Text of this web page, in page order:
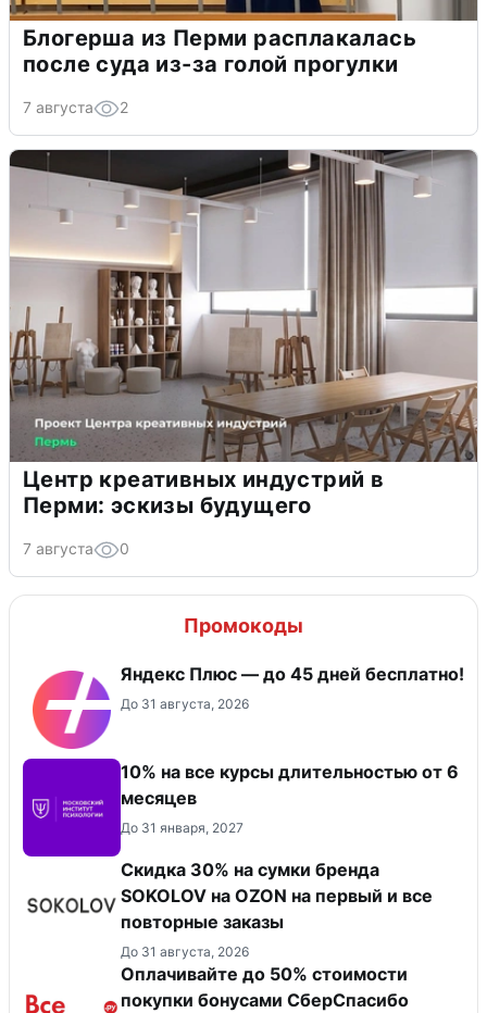
Блогерша из Перми расплакалась
после суда из-за голой прогулки
7 августа 2
Центр креативных индустрий в
Перми: эскизы будущего
7 августа 0
Промокоды
Яндекс Плюс — до 45 дней бесплатно!
До 31 августа, 2026
10% на все курсы длительностью от 6
месяцев
До 31 января, 2027
Скидка 30% на сумки бренда
SOKOLOV на OZON на первый и все
повторные заказы
До 31 августа, 2026
Оплачивайте до 50% стоимости
покупки бонусами СберСпасибо